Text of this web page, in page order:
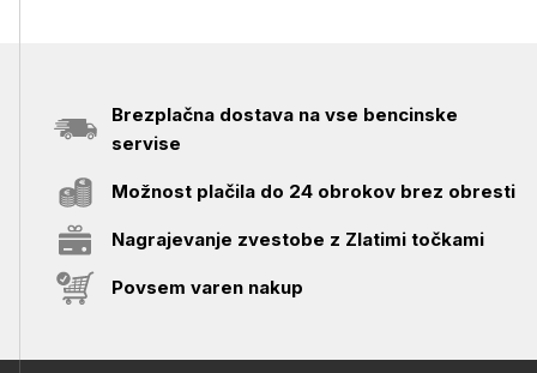
Brezplačna dostava na vse bencinske
servise
Možnost plačila do 24 obrokov brez obresti
Nagrajevanje zvestobe z Zlatimi točkami
Povsem varen nakup